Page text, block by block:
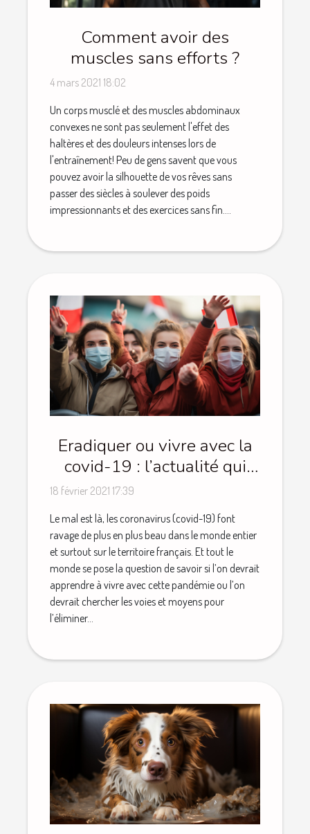
Comment avoir des
muscles sans efforts ?
4 mars 2021 18:02
Un corps musclé et des muscles abdominaux
convexes ne sont pas seulement l'effet des
haltères et des douleurs intenses lors de
l'entraînement! Peu de gens savent que vous
pouvez avoir la silhouette de vos rêves sans
passer des siècles à soulever des poids
impressionnants et des exercices sans fin....
Eradiquer ou vivre avec la
covid-19 : l’actualité qui
controverse les Français
18 février 2021 17:39
Le mal est là, les coronavirus (covid-19) font
ravage de plus en plus beau dans le monde entier
et surtout sur le territoire français. Et tout le
monde se pose la question de savoir si l’on devrait
apprendre à vivre avec cette pandémie ou l’on
devrait chercher les voies et moyens pour
l’éliminer...